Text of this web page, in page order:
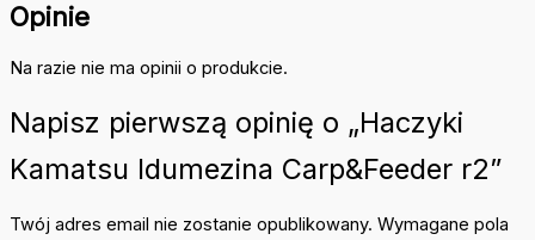
Opinie
Na razie nie ma opinii o produkcie.
Napisz pierwszą opinię o „Haczyki
Kamatsu Idumezina Carp&Feeder r2”
Twój adres email nie zostanie opublikowany. Wymagane pola